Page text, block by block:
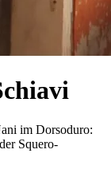
im Dorsoduro:
Squero-